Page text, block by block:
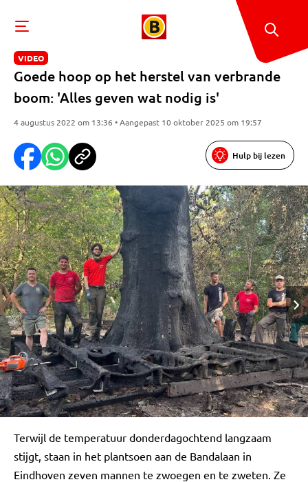
VIDEO
Goede hoop op het herstel van verbrande
boom: 'Alles geven wat nodig is'
4 augustus 2022 om 13:36 • Aangepast 10 oktober 2025 om 19:57
Hulp bij lezen
Terwijl de temperatuur donderdagochtend langzaam
stijgt, staan in het plantsoen aan de Bandalaan in
Eindhoven zeven mannen te zwoegen en te zweten. Ze